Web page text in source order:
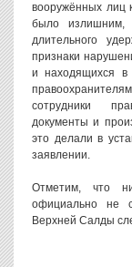
вооружённых лиц
было излишним,
длительного
признаки
и находящихся в
сотрудники
документы и
это делали в
заявлении.
Отметим, что
официально не
Верхней Салды